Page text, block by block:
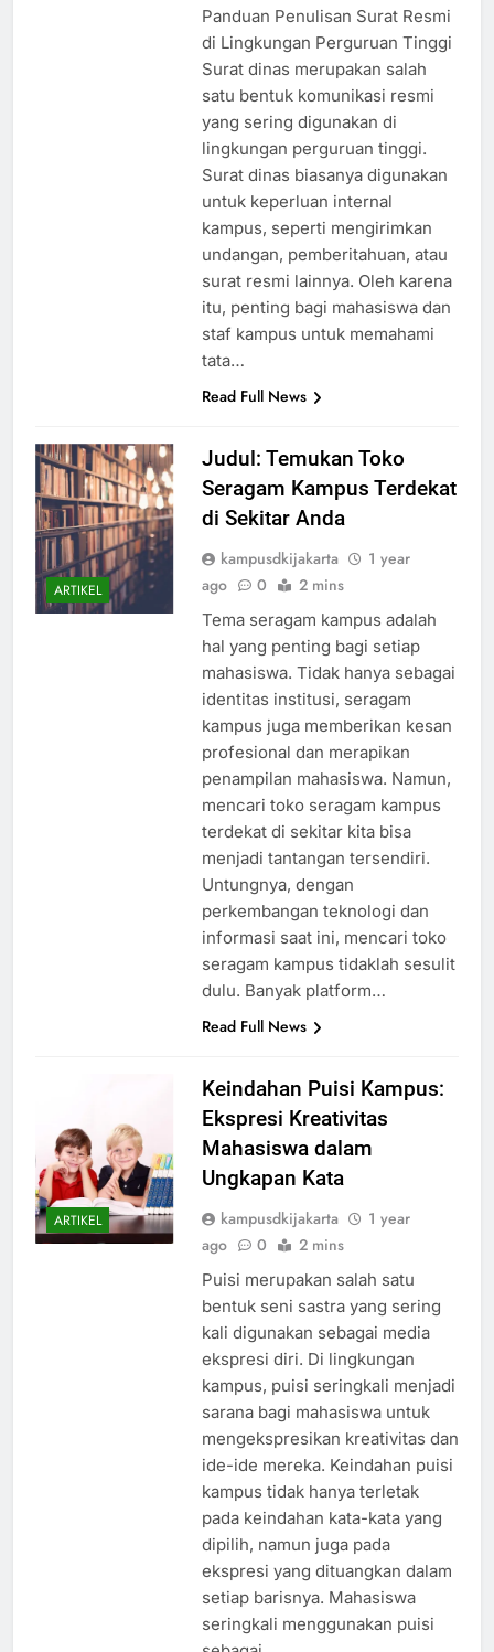
Contoh Surat Dinas Kampus:
Panduan Penulisan Surat Resmi
di Lingkungan Perguruan Tinggi
Surat dinas merupakan salah
satu bentuk komunikasi resmi
yang sering digunakan di
lingkungan perguruan tinggi.
Surat dinas biasanya digunakan
untuk keperluan internal
kampus, seperti mengirimkan
undangan, pemberitahuan, atau
surat resmi lainnya. Oleh karena
itu, penting bagi mahasiswa dan
staf kampus untuk memahami
ARTIKEL
Judul: Temukan Toko
Seragam Kampus Terdekat
kampusdkijakarta
Tema seragam kampus adalah
hal yang penting bagi setiap
mahasiswa. Tidak hanya sebagai
identitas institusi, seragam
kampus juga memberikan kesan
profesional dan merapikan
penampilan mahasiswa. Namun,
mencari toko seragam kampus
terdekat di sekitar kita bisa
menjadi tantangan tersendiri.
Untungnya, dengan
perkembangan teknologi dan
informasi saat ini, mencari toko
seragam kampus tidaklah sesulit
ARTIKEL
Keindahan Puisi Kampus:
Ekspresi Kreativitas
Mahasiswa dalam
Ungkapan Kata
kampusdkijakarta
Puisi merupakan salah satu
bentuk seni sastra yang sering
kali digunakan sebagai media
ekspresi diri. Di lingkungan
kampus, puisi seringkali menjadi
sarana bagi mahasiswa untuk
mengekspresikan kreativitas dan
ide-ide mereka. Keindahan puisi
kampus tidak hanya terletak
pada keindahan kata-kata yang
dipilih, namun juga pada
ekspresi yang dituangkan dalam
setiap barisnya. Mahasiswa
seringkali menggunakan puisi